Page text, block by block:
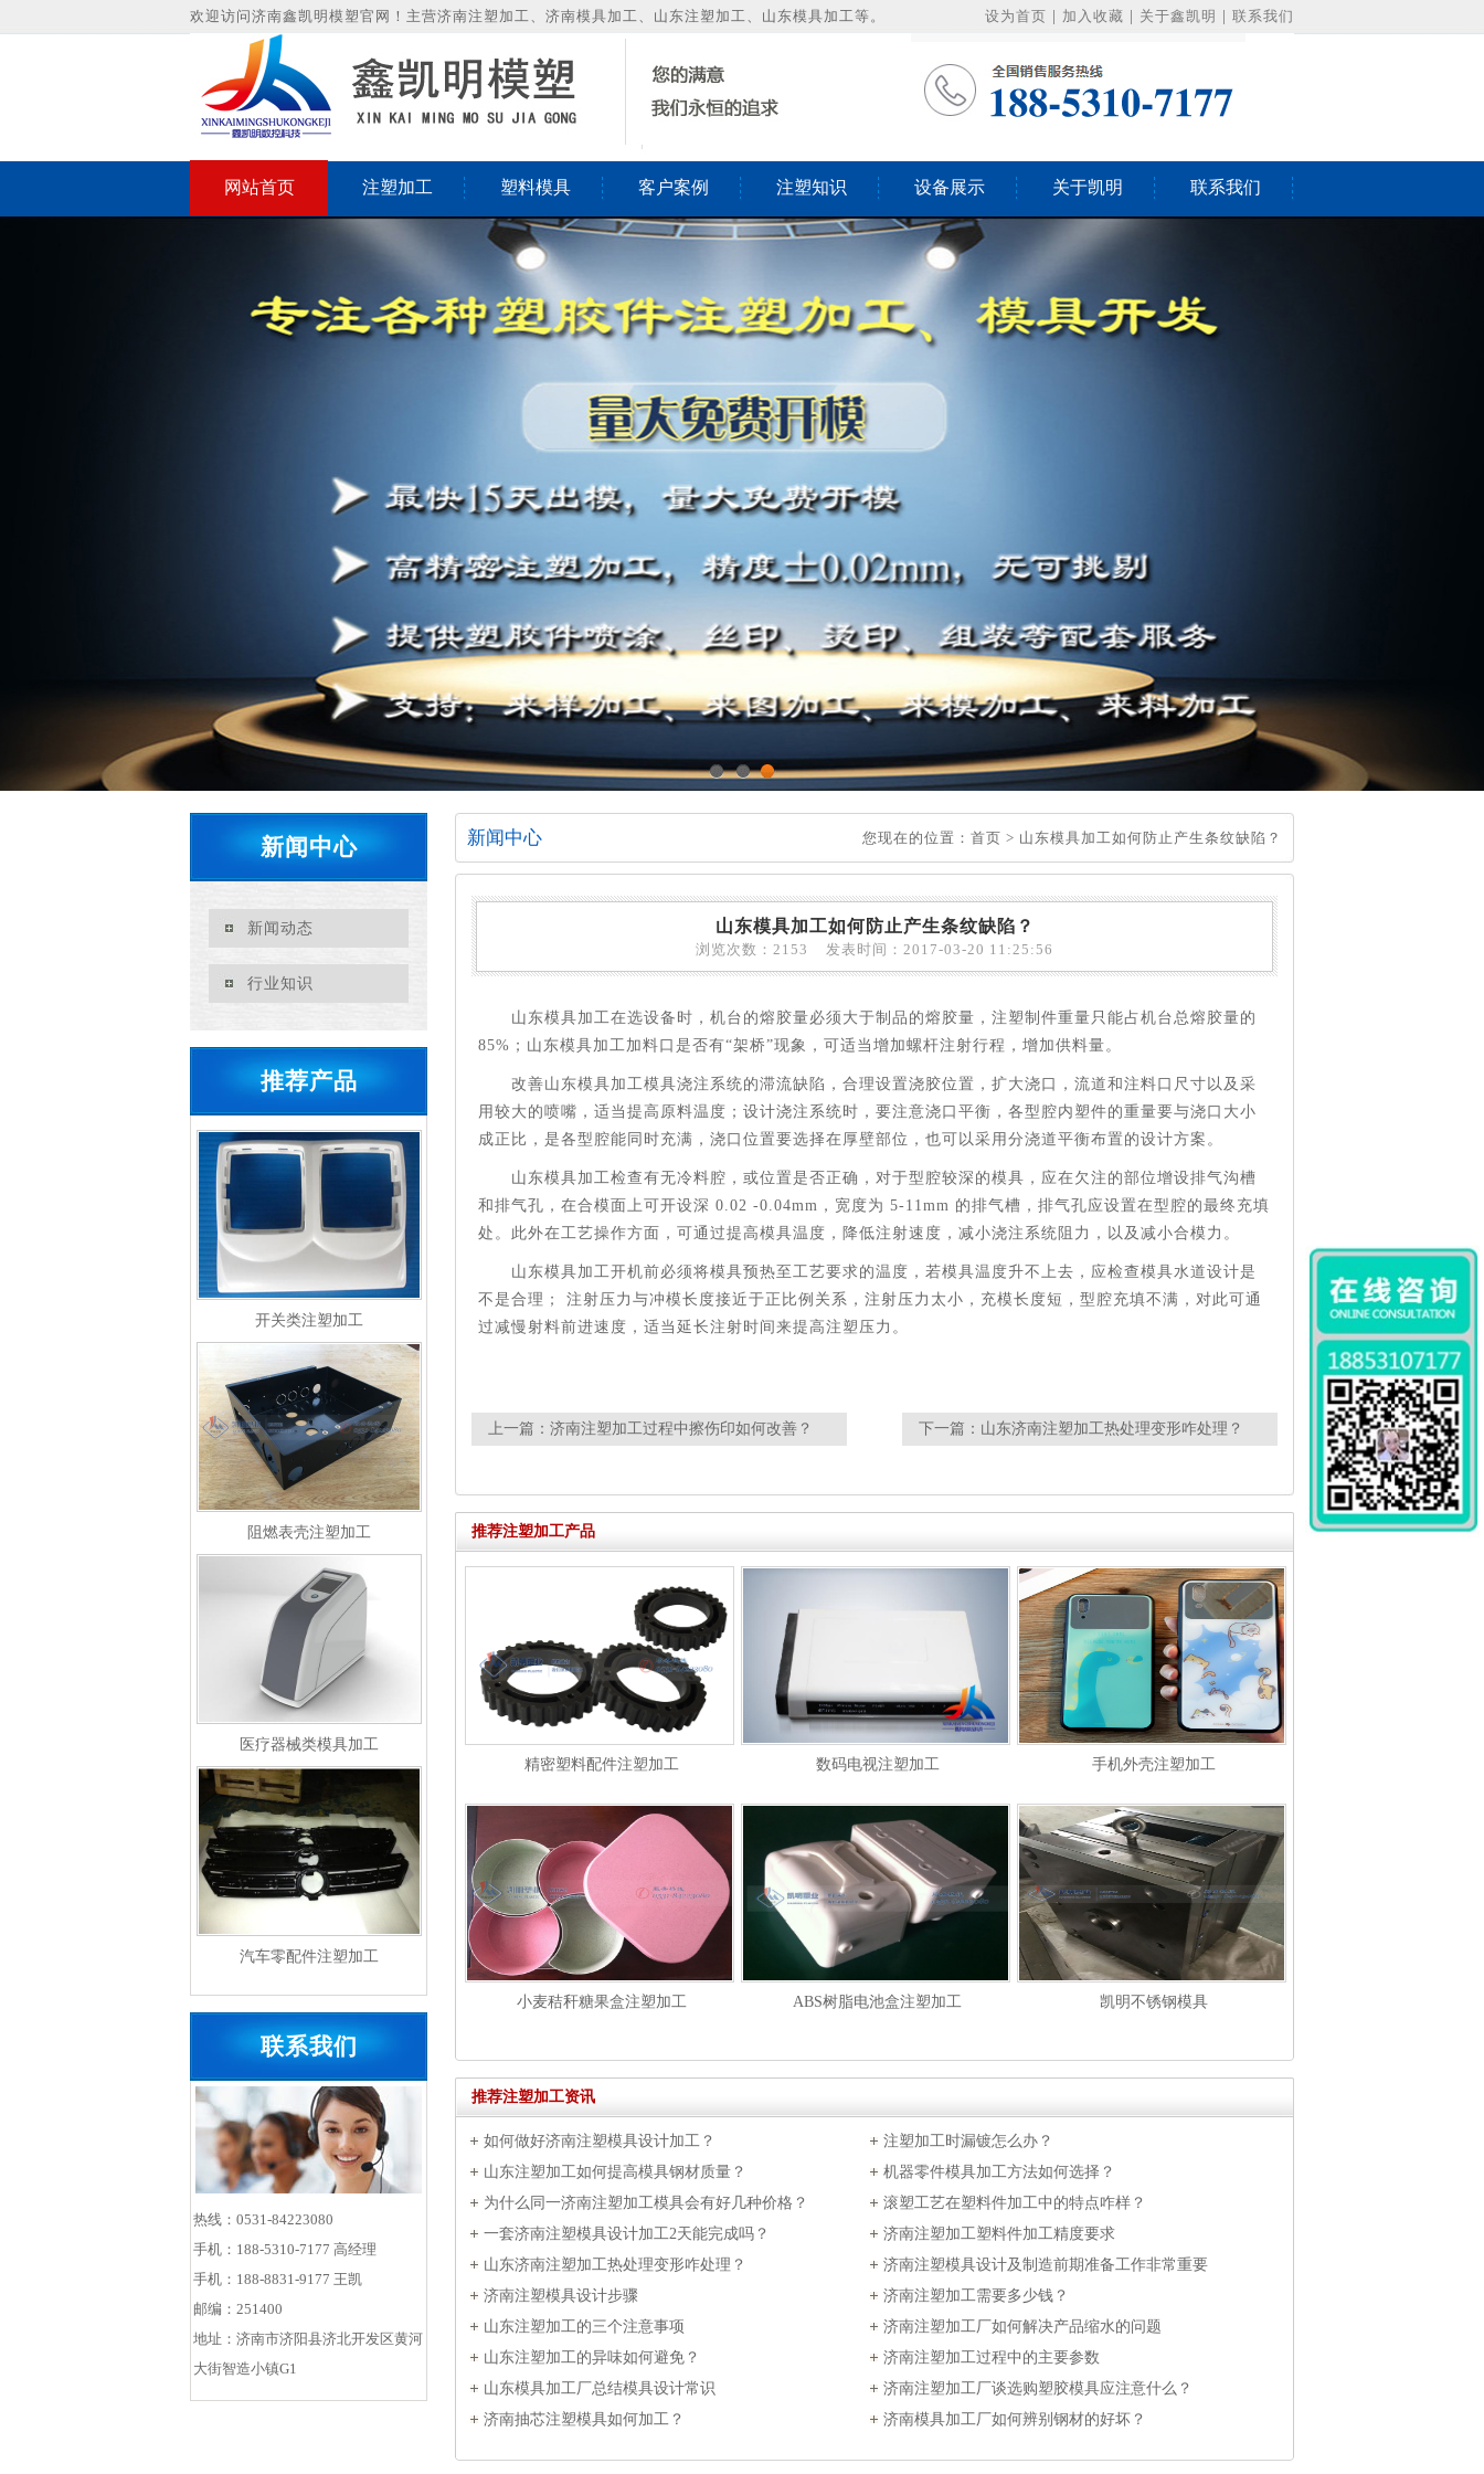
设为首页 加入收藏 关于鑫凯明 联系我们
欢迎访问济南鑫凯明模塑官网！主营济南注塑加工、济南模具加工、山东注塑加工、山东模具加工等。
网站首页 注塑加工 塑料模具 客户案例 注塑知识 设备展示 关于凯明 联系我们
1 2 3
新闻中心
新闻动态
行业知识
推荐产品
开关类注塑加工
阻燃表壳注塑加工
医疗器械类模具加工
汽车零配件注塑加工
联系我们
热线：0531-84223080
手机：188-5310-7177 高经理
手机：188-8831-9177 王凯
邮编：251400
地址：济南市济阳县济北开发区黄河
大街智造小镇G1
您现在的位置： 首页 > 山东模具加工如何防止产生条纹缺陷？
新闻中心
山东模具加工如何防止产生条纹缺陷？
浏览次数：2153 发表时间：2017-03-20 11:25:56
山东模具加工在选设备时，机台的熔胶量必须大于制品的熔胶量，注塑制件重量只能占机台总熔胶量的
85%；山东模具加工加料口是否有“架桥”现象，可适当增加螺杆注射行程，增加供料量。
改善山东模具加工模具浇注系统的滞流缺陷，合理设置浇胶位置，扩大浇口，流道和注料口尺寸以及采
用较大的喷嘴，适当提高原料温度；设计浇注系统时，要注意浇口平衡，各型腔内塑件的重量要与浇口大小
成正比，是各型腔能同时充满，浇口位置要选择在厚壁部位，也可以采用分浇道平衡布置的设计方案。
山东模具加工检查有无冷料腔，或位置是否正确，对于型腔较深的模具，应在欠注的部位增设排气沟槽
和排气孔，在合模面上可开设深 0.02 -0.04mm，宽度为 5-11mm 的排气槽，排气孔应设置在型腔的最终充填
处。此外在工艺操作方面，可通过提高模具温度，降低注射速度，减小浇注系统阻力，以及减小合模力。
山东模具加工开机前必须将模具预热至工艺要求的温度，若模具温度升不上去，应检查模具水道设计是
不是合理； 注射压力与冲模长度接近于正比例关系，注射压力太小，充模长度短，型腔充填不满，对此可通
过减慢射料前进速度，适当延长注射时间来提高注塑压力。
上一篇： 济南注塑加工过程中擦伤印如何改善？ 下一篇： 山东济南注塑加工热处理变形咋处理？
推荐注塑加工产品
精密塑料配件注塑加工 数码电视注塑加工 手机外壳注塑加工
小麦秸秆糖果盒注塑加工 ABS树脂电池盒注塑加工 凯明不锈钢模具
推荐注塑加工资讯
如何做好济南注塑模具设计加工？
注塑加工时漏镀怎么办？
山东注塑加工如何提高模具钢材质量？
机器零件模具加工方法如何选择？
为什么同一济南注塑加工模具会有好几种价格？
滚塑工艺在塑料件加工中的特点咋样？
一套济南注塑模具设计加工2天能完成吗？
济南注塑加工塑料件加工精度要求
山东济南注塑加工热处理变形咋处理？
济南注塑模具设计及制造前期准备工作非常重要
济南注塑模具设计步骤
济南注塑加工需要多少钱？
山东注塑加工的三个注意事项
济南注塑加工厂如何解决产品缩水的问题
山东注塑加工的异味如何避免？
济南注塑加工过程中的主要参数
山东模具加工厂总结模具设计常识
济南注塑加工厂谈选购塑胶模具应注意什么？
济南抽芯注塑模具如何加工？
济南模具加工厂如何辨别钢材的好坏？